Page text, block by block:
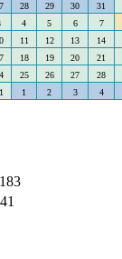
28 29 30 31
4 5 6 7
11 12 13 14
18 19 20 21
25 26 27 28
1 2 3 4